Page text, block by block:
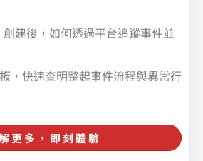
建後，如何透過平台追蹤事件並
，快速查明整起事件流程與異常行
更多，即刻體驗